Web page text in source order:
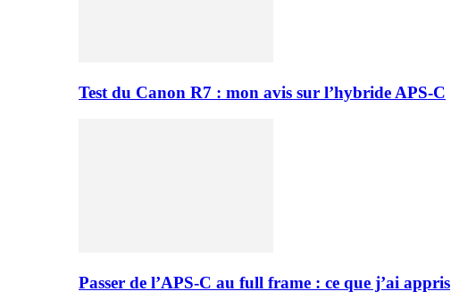
Test du Canon R7 : mon avis sur l’hybride APS-C
Passer de l’APS-C au full frame : ce que j’ai appris